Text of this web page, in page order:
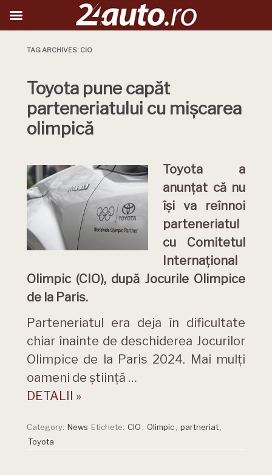
TAG ARCHIVES: CIO
Toyota pune capăt
parteneriatului cu mișcarea
olimpică
Toyota a
anunțat că nu
își va reînnoi
parteneriatul
cu Comitetul
Internațional
Olimpic (CIO), după Jocurile Olimpice
de la Paris.
Parteneriatul era deja în dificultate
chiar înainte de deschiderea Jocurilor
Olimpice de la Paris 2024. Mai mulți
oameni de știință …
DETALII »
Category: News Etichete: CIO Olimpic partneriat
Toyota